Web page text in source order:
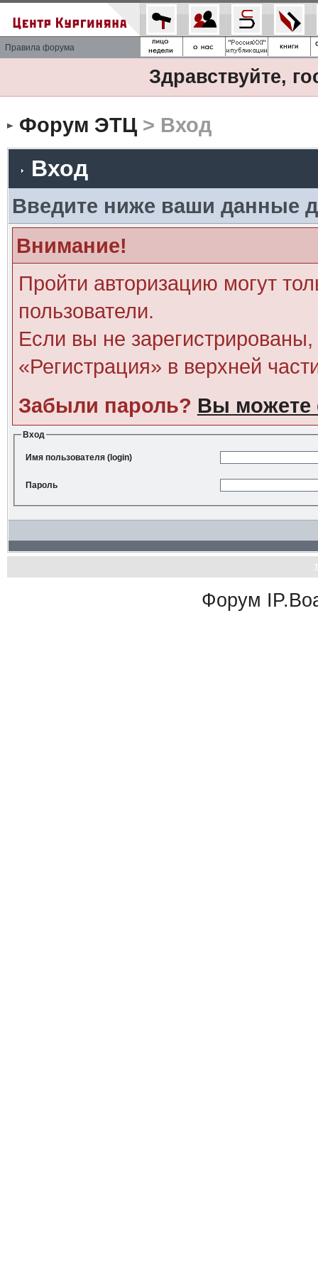
Правила форума
Здравствуйте,
Форум ЭТЦ> Вход
Вход
Введите ниже ваши данные
Внимание!
Пройти авторизацию могут
пользователи.
Если вы не
«Регистрация» в верхней
Забыли пароль? Вы можете
Вход
Имя пользователя (login)
Пароль
Форум